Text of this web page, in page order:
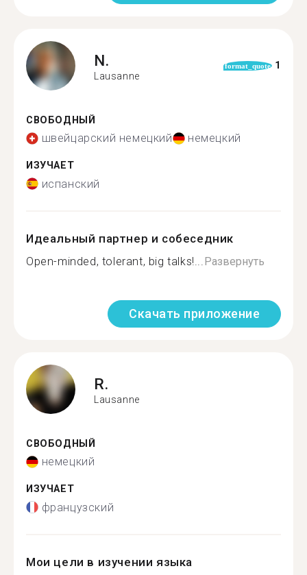
N.
Lausanne
format_quote 1
СВОБОДНЫЙ
швейцарский немецкий немецкий
ИЗУЧАЕТ
испанский
Идеальный партнер и собеседник
Open-minded, tolerant, big talks!... Развернуть
Скачать приложение
R.
Lausanne
СВОБОДНЫЙ
немецкий
ИЗУЧАЕТ
французский
Мои цели в изучении языка